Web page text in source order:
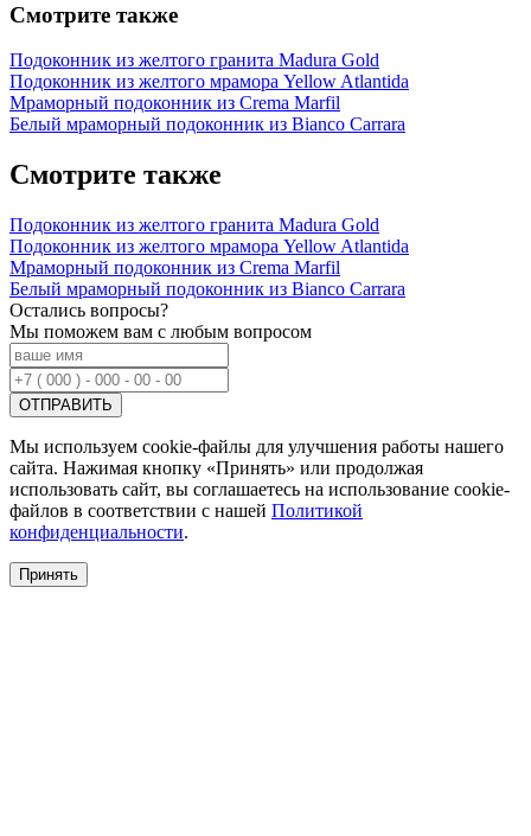
Смотрите также
Подоконник из желтого гранита Madura Gold
Подоконник из желтого мрамора Yellow Atlantida
Мраморный подоконник из Crema Marfil
Белый мраморный подоконник из Bianco Carrara
Смотрите также
Подоконник из желтого гранита Madura Gold
Подоконник из желтого мрамора Yellow Atlantida
Мраморный подоконник из Crema Marfil
Белый мраморный подоконник из Bianco Carrara
Остались вопросы?
Мы поможем вам с любым вопросом
Мы используем cookie-файлы для улучшения работы нашего
сайта. Нажимая кнопку «Принять» или продолжая
использовать сайт, вы соглашаетесь на использование cookie-
файлов в соответствии с нашей Политикой
конфиденциальности.
Принять